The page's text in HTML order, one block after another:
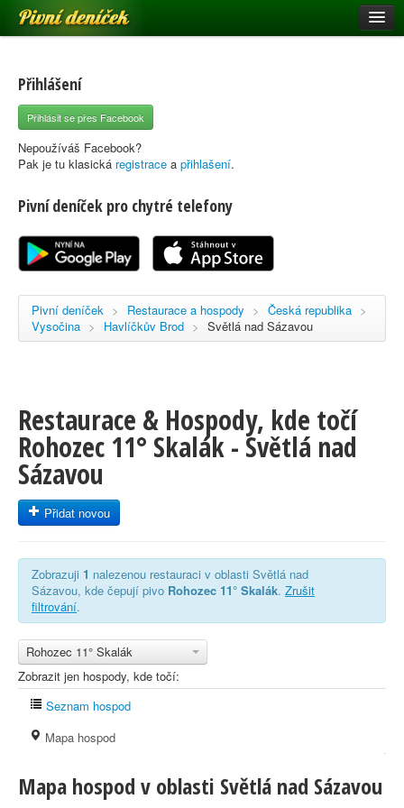
Pivní deníček
Pivní mapa
Pivní značky
Nápověda
Registrace
Přihlášení
Přihlásit se přes Facebook
Nepoužíváš Facebook?
Pak je tu klasická registrace a přihlašení.
Pivní deníček pro chytré telefony
Pivní deníček > Restaurace a hospody > Česká republika >
Vysočina > Havlíčkův Brod > Světlá nad Sázavou
Restaurace & Hospody, kde točí
Rohozec 11° Skalák - Světlá nad
Sázavou
Přidat novou
Zobrazuji 1 nalezenou restauraci v oblasti Světlá nad
Sázavou, kde čepují pivo Rohozec 11° Skalák. Zrušit
filtrování.
Rohozec 11° Skalák
Zobrazit jen hospody, kde točí:
Seznam hospod
Mapa hospod
Mapa hospod v oblasti Světlá nad Sázavou